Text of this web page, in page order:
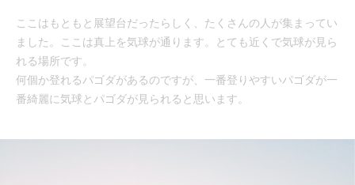
ここはもともと展望台だったらしく、たくさんの人が集まってい
ました。ここは真上を気球が通ります。とても近くで気球が見ら
れる場所です。
何個か登れるパゴダがあるのですが、一番登りやすいパゴダが一
番綺麗に気球とパゴダが見られると思います。